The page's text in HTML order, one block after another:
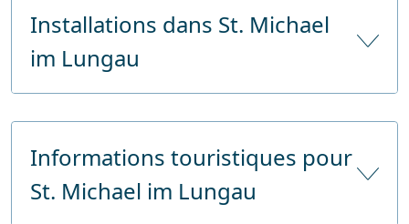
Installations dans St. Michael
im Lungau
Nombre de lits d'hôtel
Nombre de lits touristiques
Informations touristiques pour
St. Michael im Lungau